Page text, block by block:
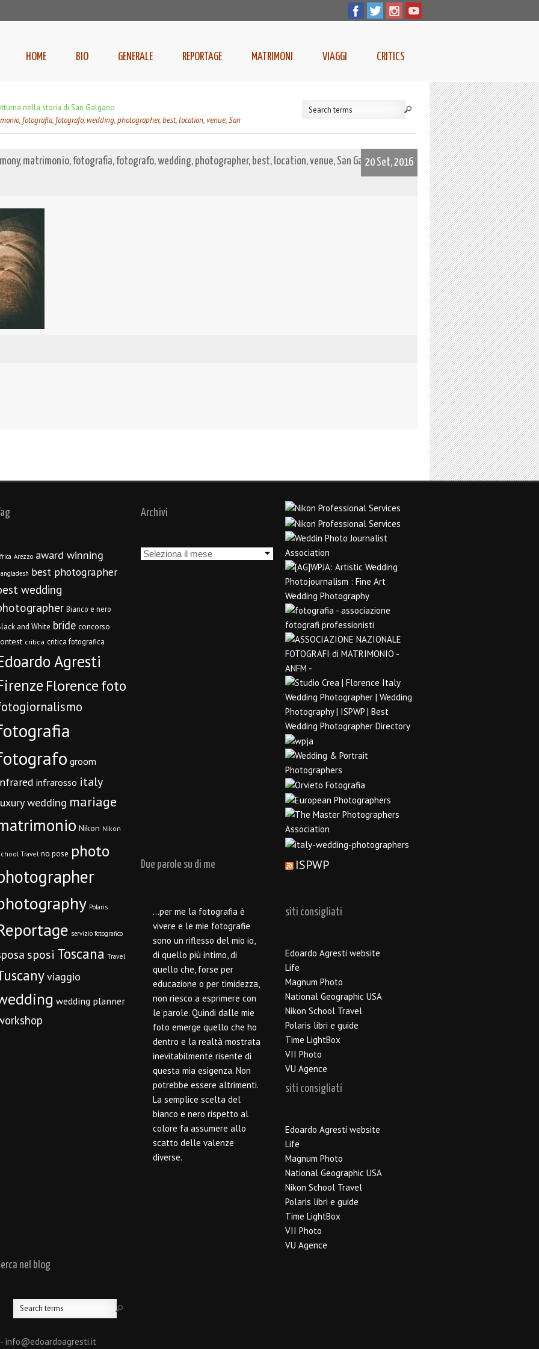
HOME BIO GENERALE REPORTAGE MATRIMONI VIAGGI CRITICS
nella storia di San Galgano
fotografia, fotografo, wedding, photographer, best, location, venue, San
matrimonio, fotografia, fotografo, wedding, photographer, best, location, venue, San Galgano, luxury,
20 Set, 2016
Arezzo award winning
best photographer
wedding
Bianco e nero
and White bride concorso
critica critica fotografica
Agresti
Florencefoto
groom
infrarosso italy
wedding mariage
Nikon Nikon
Travel no pose photo
Polaris
servizio fotografico
sposi Toscana Travel
viaggio
wedding planner
Archivi
Archivi
Due parole su di me
…per me la fotografia è
vivere e le mie fotografie
sono un riflesso del mio io,
di quello più intimo, di
quello che, forse per
educazione o per timidezza,
non riesco a esprimere con
le parole. Quindi dalle mie
foto emerge quello che ho
dentro e la realtà mostrata
inevitabilmente risente di
questa mia esigenza. Non
potrebbe essere altrimenti.
La semplice scelta del
bianco e nero rispetto al
colore fa assumere allo
scatto delle valenze
diverse.
ISPWP
siti consigliati
Edoardo Agresti website
Life
Magnum Photo
National Geographic USA
Nikon School Travel
Polaris libri e guide
Time LightBox
VII Photo
VU Agence
siti consigliati
Edoardo Agresti website
Life
Magnum Photo
National Geographic USA
Nikon School Travel
Polaris libri e guide
Time LightBox
VII Photo
VU Agence
nel blog
info@edoardoagresti.it